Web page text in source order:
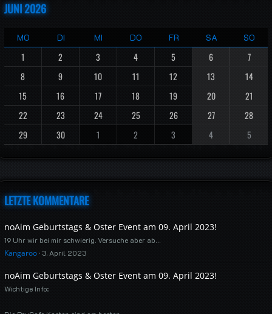
JUNI 2026
MO DI MI DO FR SA SO
1 2 3 4 5 6
7
8
9 10 11 12 13
14
15
16 17 18 19 20
21
22
23 24 25 26 27
28
29
30 1 2 3 4 5
LETZTE KOMMENTARE
noAim Geburtstags & Oster Event am 09. April 2023!
19 Uhr wir bei mir schwierig. Versuche aber ab…
Kangaroo 3. April 2023
noAim Geburtstags & Oster Event am 09. April 2023!
Wichtige Info: